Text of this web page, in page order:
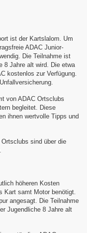
ist der Kartslalom. Um
ADAC Junior-
Die Teilnahme ist
8 Jahre alt wird. Die etwa
kostenlos zur Verfügung.
Unfallversicherung.
von ADAC Ortsclubs
begleitet. Diese
ihnen wertvolle Tipps und
sind über die
höheren Kosten
Kart samt Motor benötigt.
angesagt. Die Teilnahme
Jugendliche 8 Jahre alt